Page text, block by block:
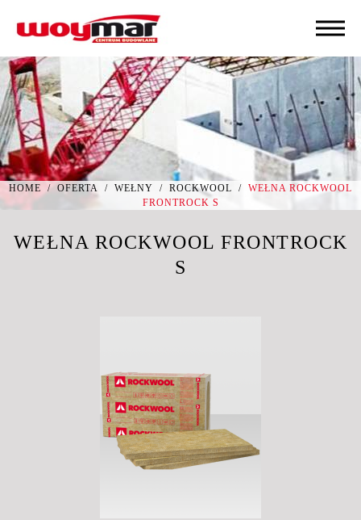
HOME / OFERTA / WEŁNY / ROCKWOOL / WEŁNA ROCKWOOL
FRONTROCK S
WEŁNA ROCKWOOL FRONTROCK
S